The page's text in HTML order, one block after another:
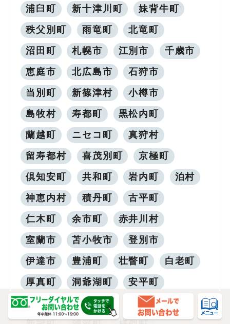
浦臼町 新十津川町 妹背牛町
秩父別町 雨竜町 北竜町
沼田町 札幌市 江別市 千歳市
恵庭市 北広島市 石狩市
当別町 新篠津村 小樽市
島牧村 寿都町 黒松内町
蘭越町 ニセコ町 真狩村
留寿都村 喜茂別町 京極町
倶知安町 共和町 岩内町 泊村
神恵内村 積丹町 古平町
仁木町 余市町 赤井川村
室蘭市 苫小牧市 登別市
伊達市 豊浦町 壮瞥町 白老町
厚真町 洞爺湖町 安平町
むかわ町 日高町 平取町